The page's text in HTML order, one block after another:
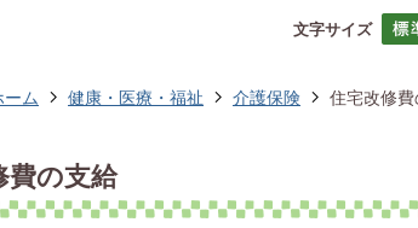
文字サイズ
ーム 健康・医療・福祉 介護保険 住宅改修費
費の支給